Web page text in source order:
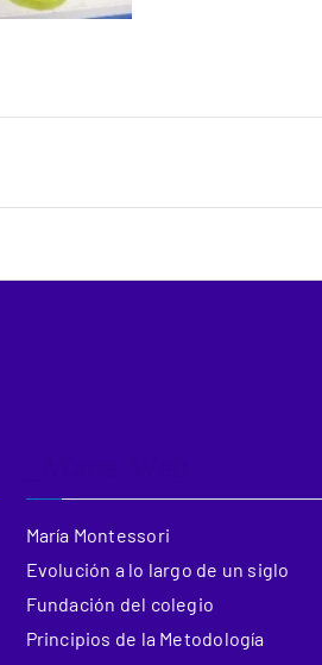
María Montessori
Evolución a lo largo de un siglo
Fundación del colegio
Principios de la Metodología